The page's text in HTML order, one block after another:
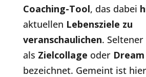
Coaching-Tool, das dabei
aktuellen Lebensziele zu
veranschaulichen.
als Zielcollage oder
bezeichnet. Gemeint ist